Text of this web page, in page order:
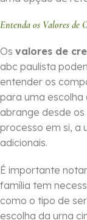
Entenda os Valores de
Os valores de
abc paulista
entender os
para uma escolha
abrange desde os
processo em si, a
adicionais.
É importante
família tem
como o tipo de
escolha da urna